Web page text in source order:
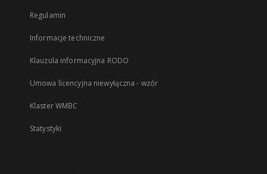
Regulamin
Informacje techniczne
Klauzula informacyjna RODO
Umowa licencyjna niewyłączna - wzór
Klaster WMBC
Statystyki